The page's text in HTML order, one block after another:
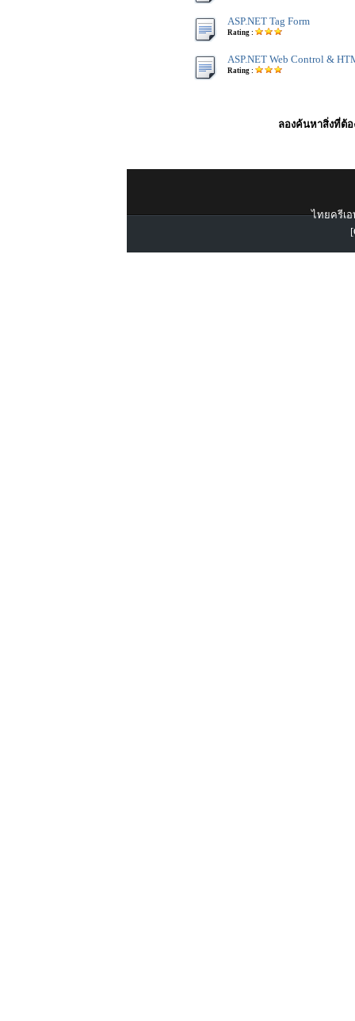
ASP.NET Tag Form
Rating :
ASP.NET Web Control &
Rating :
ลองค้นหาสิ่งที่ต้อ
ไทยครีเอ
[